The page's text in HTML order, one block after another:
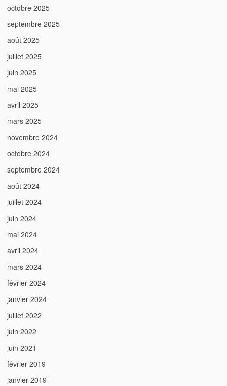
octobre 2025
septembre 2025
août 2025
juillet 2025
juin 2025
mai 2025
avril 2025
mars 2025
novembre 2024
octobre 2024
septembre 2024
août 2024
juillet 2024
juin 2024
mai 2024
avril 2024
mars 2024
février 2024
janvier 2024
juillet 2022
juin 2022
juin 2021
février 2019
janvier 2019